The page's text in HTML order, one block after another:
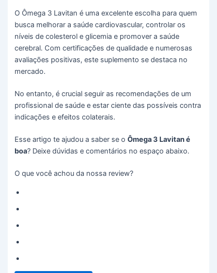
O Ômega 3 Lavitan é uma excelente escolha para quem
busca melhorar a saúde cardiovascular, controlar os
níveis de colesterol e glicemia e promover a saúde
cerebral. Com certificações de qualidade e numerosas
avaliações positivas, este suplemento se destaca no
mercado.
No entanto, é crucial seguir as recomendações de um
profissional de saúde e estar ciente das possíveis contra
indicações e efeitos colaterais.
Esse artigo te ajudou a saber se oÔmega 3 Lavitan é
boa? Deixe dúvidas e comentários no espaço abaixo.
O que você achou da nossa review?